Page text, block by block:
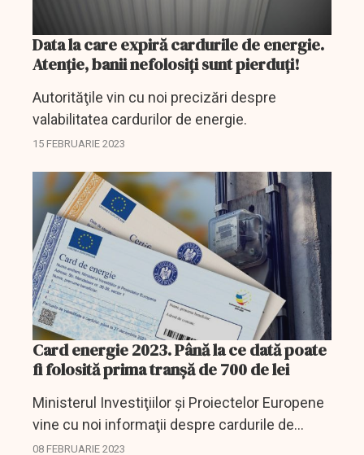
Data la care expiră cardurile de energie.
Atenţie, banii nefolosiţi sunt pierduţi!
Autorităţile vin cu noi precizări despre
valabilitatea cardurilor de energie.
15 FEBRUARIE 2023
Card energie 2023. Până la ce dată poate
fi folosită prima tranşă de 700 de lei
Ministerul Investiţiilor şi Proiectelor Europene
vine cu noi informaţii despre cardurile de
energie.
08 FEBRUARIE 2023